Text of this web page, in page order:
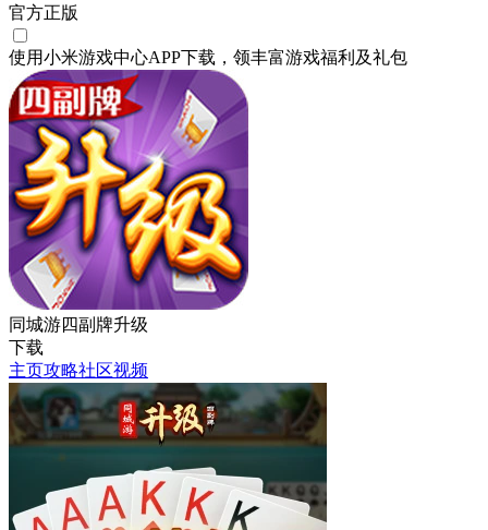
官方正版
使用小米游戏中心APP下载 ，领丰富游戏福利 及礼包
同城游四副牌升级
下载
主页攻略社区视频